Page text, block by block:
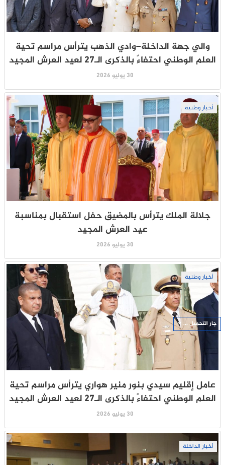
والي جهة الداخلة–وادي الذهب يترأس مراسم تحية
العلم الوطني احتفاءً بالذكرى الـ27 لعيد العرش المجيد
30 يوليو 2026
أخبار وطنية
جلالة الملك يترأس بالمضيق حفل استقبال بمناسبة
عيد العرش المجيد
30 يوليو 2026
أخبار وطنية
عامل إقليم سيدي بنور منير هواري يترأس مراسم تحية
العلم الوطني احتفاءً بالذكرى الـ27 لعيد العرش المجيد
30 يوليو 2026
أخبار الداخلة
جار التحميل ...